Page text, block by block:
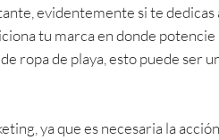
evidentemente si te dedicas
tu marca en donde potencie
ropa de playa, esto puede ser
ya que es necesaria la